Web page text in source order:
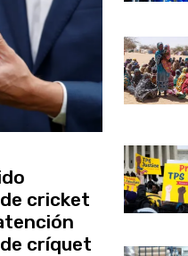
cricket
críquet